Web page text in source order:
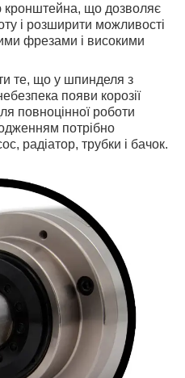
кронштейна, що дозволяє
і розширити можливості
фрезами і високими
те, що у шпинделя з
появи корозії
повноцінної роботи
потрібно
радіатор, трубки і бачок.